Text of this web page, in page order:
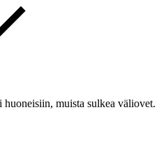
huoneisiin, muista sulkea väliovet.